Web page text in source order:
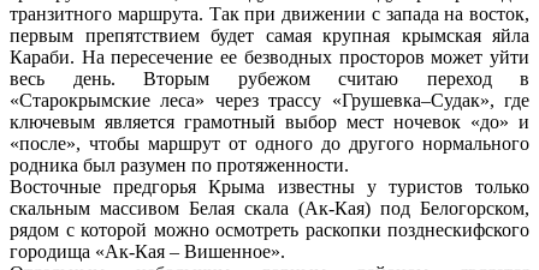
транзитного маршрута. Так при движении с запада на восток,
первым препятствием будет самая крупная крымская яйла
Караби. На пересечение ее безводных просторов может уйти
весь день. Вторым рубежом считаю переход в
«Старокрымские леса» через трассу «Грушевка–Судак», где
ключевым является грамотный выбор мест ночевок «до» и
«после», чтобы маршрут от одного до другого нормального
родника был разумен по протяженности.
Восточные предгорья Крыма известны у туристов только
скальным массивом Белая скала (Ак-Кая) под Белогорском,
рядом с которой можно осмотреть раскопки позднескифского
городища «Ак-Кая – Вишенное».